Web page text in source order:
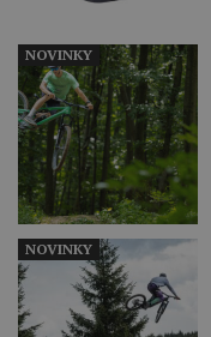
NOVINKY
NOVINKY